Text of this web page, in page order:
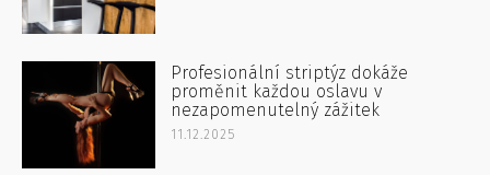
Profesionální striptýz dokáže
proměnit každou oslavu v
nezapomenutelný zážitek
11.12.2025